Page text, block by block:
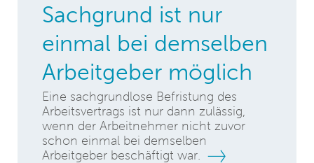
Sachgrund ist nur
einmal bei demselben
Arbeitgeber möglich
Eine sachgrundlose Befristung des
Arbeitsvertrags ist nur dann zulässig,
wenn der Arbeitnehmer nicht zuvor
schon einmal bei demselben
Arbeitgeber beschäftigt war.